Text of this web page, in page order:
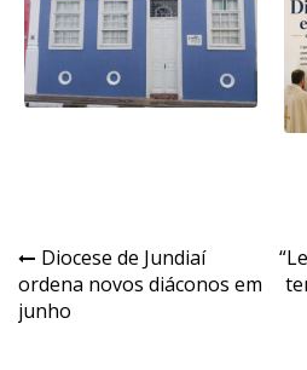
Navegação
de
Diocese de Jundiaí
ordena novos diáconos em
junho